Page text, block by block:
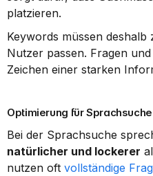
platzieren.
Keywords müssen
Nutzer passen. Fragen
Zeichen einer starken
Optimierung für Sprachsuche
natürlicher und lockerer
nutzen oft vollständige